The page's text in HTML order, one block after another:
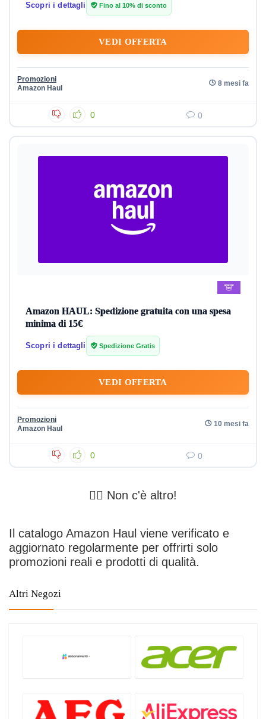
Scopri i dettagli Fino al 10% di sconto
VEDI OFFERTA
Promozioni
Amazon Haul
8 mesi fa
0 0
Amazon HAUL: Spedizione gratuita con una spesa
minima di 15€
Scopri i dettagli Spedizione Gratis
VEDI OFFERTA
Promozioni
Amazon Haul
10 mesi fa
0 0
🤷‍♂️ Non c'è altro!
Il catalogo Amazon Haul viene verificato e
aggiornato regolarmente per offrirti solo
promozioni reali e prodotti di qualità.
Altri Negozi